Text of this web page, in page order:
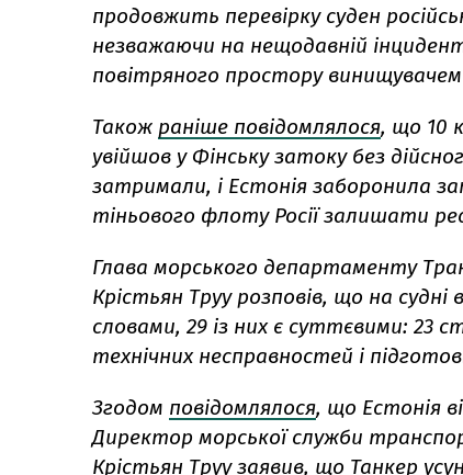
продовжить перевірку суден
незважаючи на нещодавній
повітряного простору
Також раніше повідомлялося, що 10
увійшов у Фінську затоку без
затримали, і Естонія заборонила
тіньового флоту Росії залишати
Глава морського департаменту
Крістьян Труу розповів, що на
словами, 29 із них є суттєвими: 23
технічних несправностей і
Згодом повідомлялося, що Естонія
Директор морської служби
Крістьян Труу заявив, що Танкер